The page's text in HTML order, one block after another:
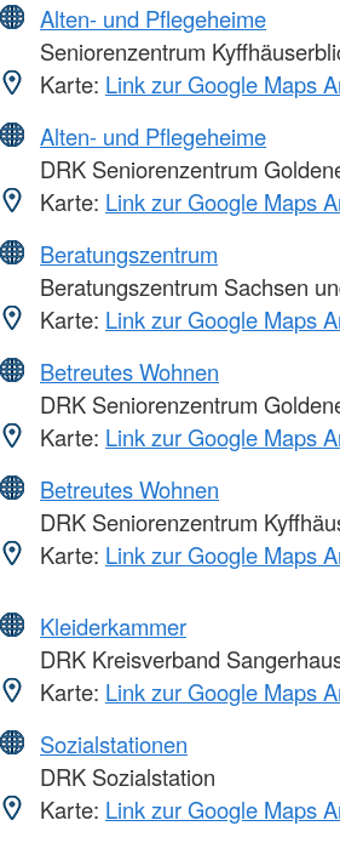
Alten- und Pflegeheime
Seniorenzentrum
Karte: Link zur Google Maps
Alten- und Pflegeheime
DRK Seniorenzentrum
Karte: Link zur Google Maps
Beratungszentrum
Beratungszentrum Sachsen
Karte: Link zur Google Maps
Betreutes Wohnen
DRK Seniorenzentrum
Karte: Link zur Google Maps
Betreutes Wohnen
DRK Seniorenzentrum
Karte: Link zur Google Maps
Kleiderkammer
DRK Kreisverband
Karte: Link zur Google Maps
Sozialstationen
DRK Sozialstation
Karte: Link zur Google Maps